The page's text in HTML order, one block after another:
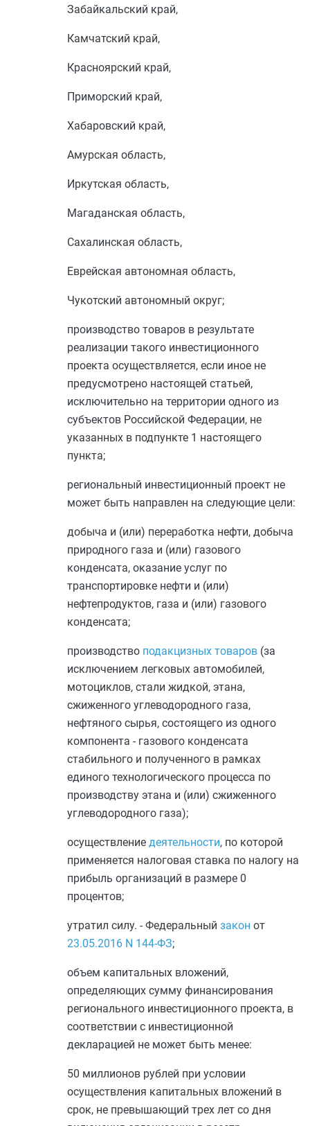
Забайкальский край,
Камчатский край,
Красноярский край,
Приморский край,
Хабаровский край,
Амурская область,
Иркутская область,
Магаданская область,
Сахалинская область,
Еврейская автономная область,
Чукотский автономный округ;
производство товаров в результате
реализации такого инвестиционного
проекта осуществляется, если иное не
предусмотрено настоящей статьей,
исключительно на территории одного из
субъектов Российской Федерации, не
указанных в подпункте 1 настоящего
пункта;
региональный инвестиционный проект не
может быть направлен на следующие цели:
добыча и (или) переработка нефти, добыча
природного газа и (или) газового
конденсата, оказание услуг по
транспортировке нефти и (или)
нефтепродуктов, газа и (или) газового
конденсата;
производство подакцизных товаров (за
исключением легковых автомобилей,
мотоциклов, стали жидкой, этана,
сжиженного углеводородного газа,
нефтяного сырья, состоящего из одного
компонента - газового конденсата
стабильного и полученного в рамках
единого технологического процесса по
производству этана и (или) сжиженного
углеводородного газа);
осуществление деятельности, по которой
применяется налоговая ставка по налогу на
прибыль организаций в размере 0
процентов;
утратил силу. - Федеральный закон от
23.05.2016 N 144-ФЗ;
объем капитальных вложений,
определяющих сумму финансирования
регионального инвестиционного проекта, в
соответствии с инвестиционной
декларацией не может быть менее:
50 миллионов рублей при условии
осуществления капитальных вложений в
срок, не превышающий трех лет со дня